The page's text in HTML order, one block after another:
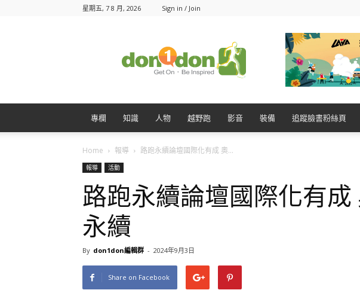
星期五, 7 8 月, 2026 Sign in / Join
專欄 知識 人物 越野跑 影音 裝備 追蹤臉書粉絲頁
Home 報導 路跑永續論壇國際化有成 奧...
報導 活動
路跑永續論壇國際化有成
永續
By don1don編輯群 - 2024年9月3日
Share on Facebook